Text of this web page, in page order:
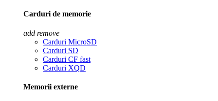
Carduri de memorie
add remove
Carduri MicroSD
Carduri SD
Carduri CF fast
Carduri XQD
Memorii externe